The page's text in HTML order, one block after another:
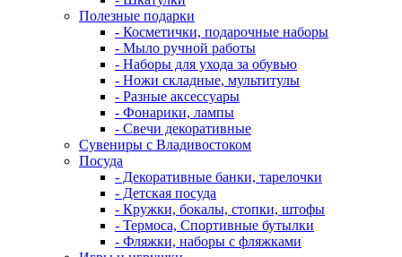
Полезные подарки
- Косметички, подарочные наборы
- Мыло ручной работы
- Наборы для ухода за обувью
- Ножи складные, мультитулы
- Разные аксессуары
- Фонарики, лампы
- Свечи декоративные
Сувениры с Владивостоком
Посуда
- Декоративные банки, тарелочки
- Детская посуда
- Кружки, бокалы, стопки, штофы
- Термоса, Спортивные бутылки
- Фляжки, наборы с фляжками